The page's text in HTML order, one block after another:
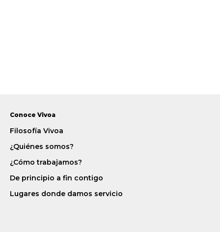
Conoce Vivoa
Filosofía Vivoa
¿Quiénes somos?
¿Cómo trabajamos?
De principio a fin contigo
Lugares donde damos servicio